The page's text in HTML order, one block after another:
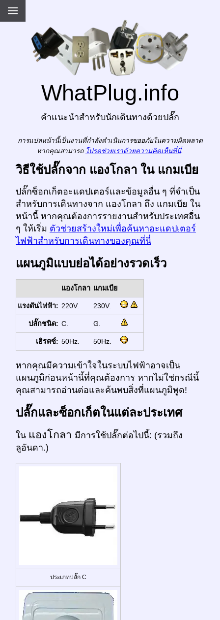
WhatPlug.info
คำแนะนำสำหรับนักเดินทางด้วยปลั๊ก
การแปลหน้านี้เป็นงานที่กำลังดำเนินการขออภัยในความผิดพลาด
หากคุณสามารถ โปรดช่วยเราด้วยความคิดเห็นที่นี่.
วิธีใช้ปลั๊กจาก แองโกลา ใน แกมเบีย
ปลั๊กซ็อกเก็ตอะแดปเตอร์และข้อมูลอื่น ๆ ที่จำเป็น
สำหรับการเดินทางจาก แองโกลา ถึง แกมเบีย ใน
หน้านี้ หากคุณต้องการรายงานสำหรับประเทศอื่น
ๆ ให้เริ่ม ตัวช่วยสร้างใหม่เพื่อค้นหาอะแดปเตอร์
ไฟฟ้าสำหรับการเดินทางของคุณที่นี่
แผนภูมิแบบย่อได้อย่างรวดเร็ว
แองโกลา แกมเบีย
แรงดันไฟฟ้า: 220V. 230V.
ปลั๊กชนิด: C. G.
เฮิรตซ์: 50Hz. 50Hz.
หากคุณมีความเข้าใจในระบบไฟฟ้าอาจเป็น
แผนภูมิก่อนหน้านี้ที่คุณต้องการ หากไม่ใช่กรณีนี้
คุณสามารถอ่านต่อและค้นพบสิ่งที่แผนภูมิพูด!
ปลั๊กและซ็อกเก็ตในแต่ละประเทศ
ใน แองโกลา มีการใช้ปลั๊กต่อไปนี้: (รวมถึง
ลูอันดา.)
ประเภทปลั๊ก C